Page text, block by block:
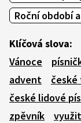
Roční období
Klíčová slova:
Vánoce
advent
české
české lidové
zpěvník